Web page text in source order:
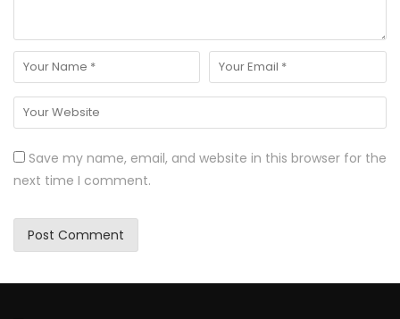
Save my name, email, and website in this browser for the
next time I comment.